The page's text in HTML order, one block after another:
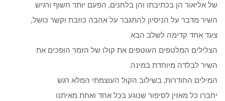
של אליאור הן בכתיבתו והן בלחנים, הפעם יותר חשוף ורגיש.
השיר מדבר על הניסיון להתגבר על אהבה כוזבת וקשר כושל,
צעד אחד קדימה לשלב הבא.
הצלילים המלטפים העוטפים את קולו של הזמר הופכים את
השיר לבלדה מיוחדת במינה.
המילים החודרות, בשילוב הקול העוצמתי המלא רגש
יחברו כל מאזין לסיפור שנוגע בכל אחד ואחת מאיתנו